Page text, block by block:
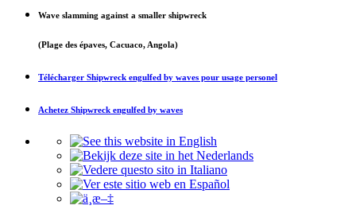
Wave slamming against a smaller shipwreck
(Plage des épaves, Cacuaco, Angola)
Télécharger Shipwreck engulfed by waves pour usage personel
Achetez Shipwreck engulfed by waves